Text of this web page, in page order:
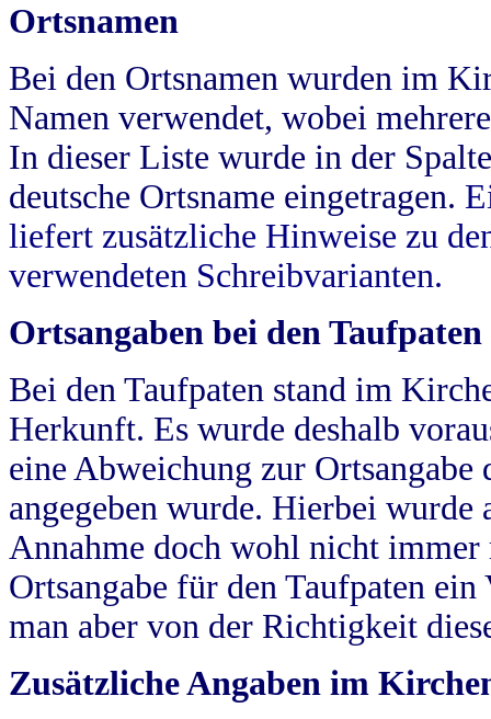
Ortsnamen
Bei den Ortsnamen wurden im
Namen verwendet, wobei
In dieser Liste wurde in der
deutsche Ortsname eingetragen.
liefert zusätzliche Hinweise zu
verwendeten Schreibvarianten.
Ortsangaben bei den Taufpaten
Bei den Taufpaten stand im
Herkunft. Es wurde deshalb
eine Abweichung zur
angegeben wurde. Hierbei wurde
Annahme doch wohl nicht
Ortsangabe für den Taufpaten
man aber von der Richtigkeit
Zusätzliche Angaben im